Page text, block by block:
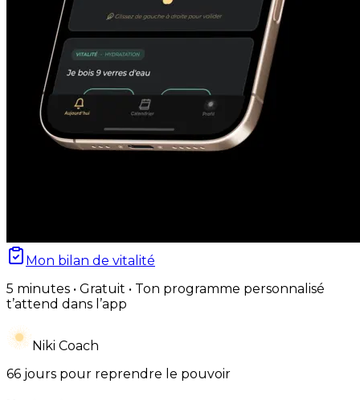
Mon bilan de vitalité
5 minutes • Gratuit • Ton programme personnalisé
t’attend dans l’app
Niki Coach
66 jours pour reprendre le pouvoir